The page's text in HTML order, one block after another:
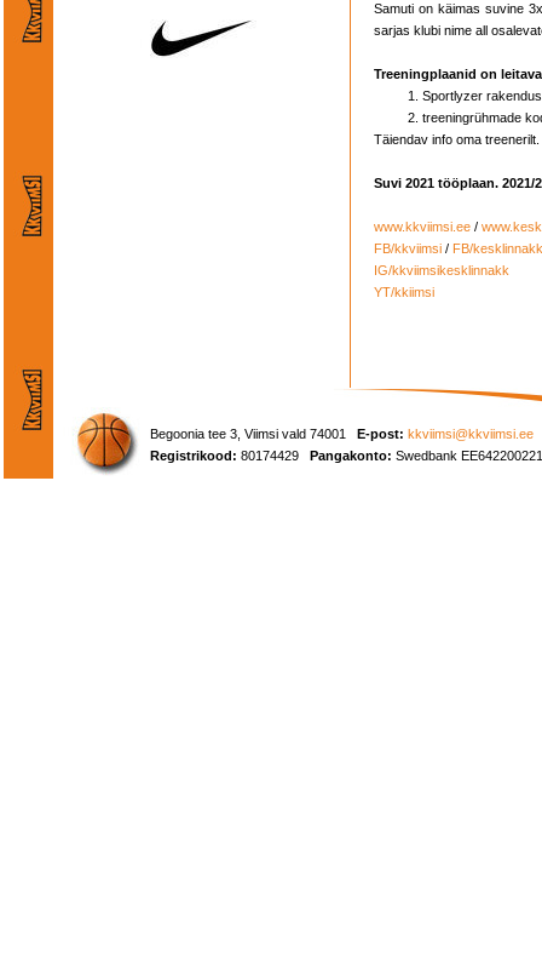
Samuti on käimas suvine
sarjas klubi nime all
Treeningplaanid on
Sportlyzer
treeningrühmade
Täiendav info oma treenerilt.
Suvi 2021 tööplaan.
www.kkviimsi.ee /
FB/kkviimsi / FB/kesklinnakk
IG/kkviimsikesklinnakk
YT/kkiimsi
Begoonia tee 3, Viimsi vald 74001 E-post: kkviimsi@kkviimsi.ee
Registrikood: 80174429 Pangakonto: Swedbank